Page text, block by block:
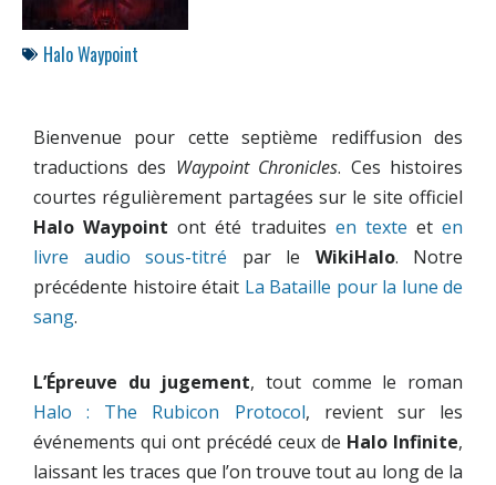
Halo Waypoint
Bienvenue pour cette septième rediffusion des
traductions des Waypoint Chronicles. Ces histoires
courtes régulièrement partagées sur le site officiel
Halo Waypoint ont été traduites en texte et en
livre audio sous-titré par le WikiHalo. Notre
précédente histoire était La Bataille pour la lune de
sang.
L’Épreuve du jugement, tout comme le roman
Halo : The Rubicon Protocol, revient sur les
événements qui ont précédé ceux de Halo Infinite,
laissant les traces que l’on trouve tout au long de la